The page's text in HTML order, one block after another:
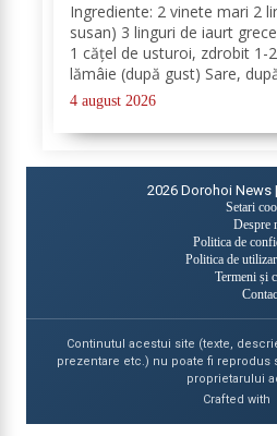
Ingrediente: 2 vinete mari 2
susan) 3 linguri de iaurt
1 cățel de usturoi, zdrobit 1-
lămâie (după gust) Sare,
proaspăt tocat pentru decor
vinetele pe grătar sau în...
4 august 2026
2026 Dorohoi News
Setari
Despre
Politica de
Politica de
Termeni și
Continutul acestui site (texte,
prezentare etc.) nu poate fi reprodus
proprietarului
Crafted with